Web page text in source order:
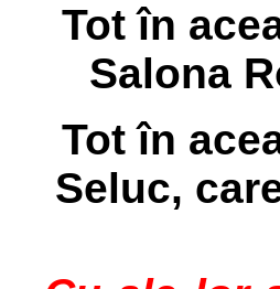
Tot în
Salona
Tot în
Seluc,